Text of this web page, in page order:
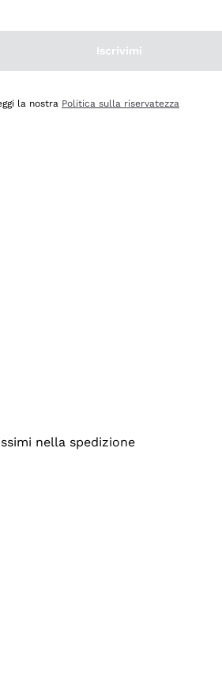
nella spedizione
Iscrivimi
la nostra Politica sulla riservatezza